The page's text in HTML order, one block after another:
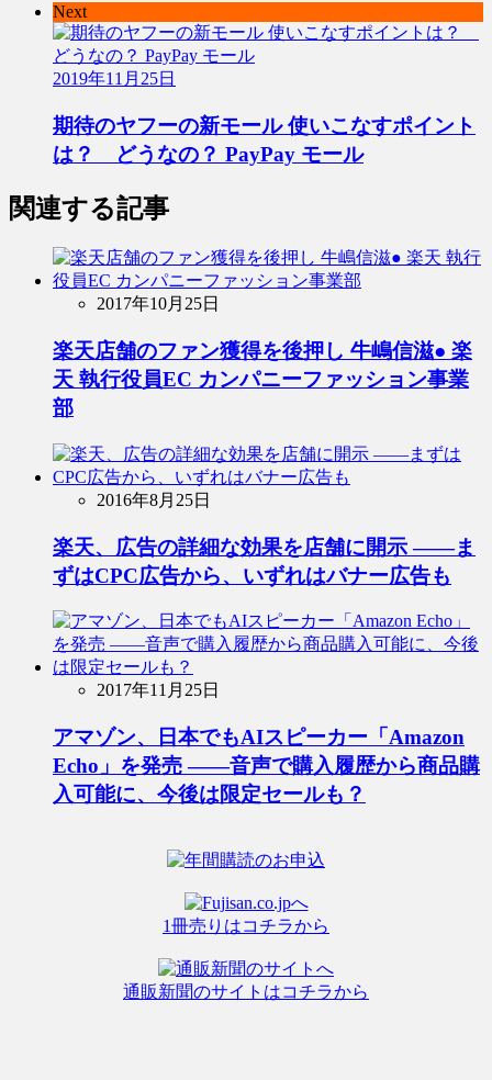
Next
2019年11月25日
期待のヤフーの新モール 使いこなすポイント
は？ どうなの？ PayPay モール
関連する記事
2017年10月25日
楽天店舗のファン獲得を後押し 牛嶋信滋● 楽
天 執行役員EC カンパニーファッション事業
部
2016年8月25日
楽天、広告の詳細な効果を店舗に開示 ――ま
ずはCPC広告から、いずれはバナー広告も
2017年11月25日
アマゾン、日本でもAIスピーカー「Amazon
Echo」を発売 ――音声で購入履歴から商品購
入可能に、今後は限定セールも？
1冊売りはコチラから
通販新聞のサイトはコチラから